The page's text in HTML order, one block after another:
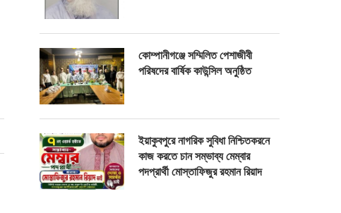
কোম্পানীগঞ্জে সম্মিলিত পেশাজীবী
পরিষদের বার্ষিক কাউন্সিল অনুষ্ঠিত
ইয়াকুবপুরে নাগরিক সুবিধা নিশ্চিতকরনে
কাজ করতে চান সম্ভাব্য মেম্বার
পদপ্রার্থী মোস্তাফিজুর রহমান রিয়াদ